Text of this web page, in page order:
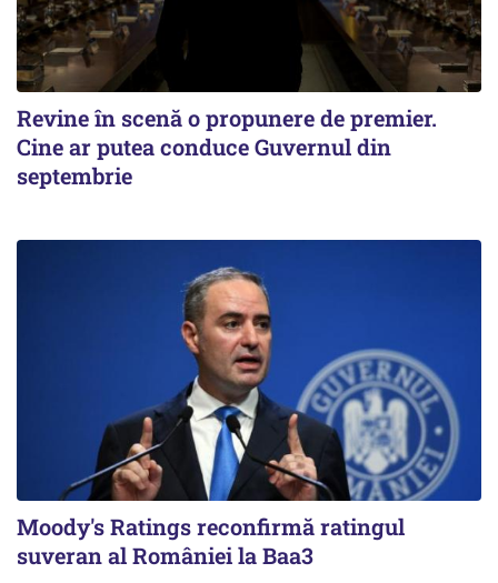
Revine în scenă o propunere de premier.
Cine ar putea conduce Guvernul din
septembrie
Moody's Ratings reconfirmă ratingul
suveran al României la Baa3